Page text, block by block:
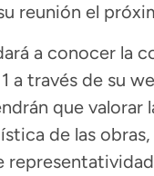
reunión el
a conocer la
a través de su
que valorar
de las